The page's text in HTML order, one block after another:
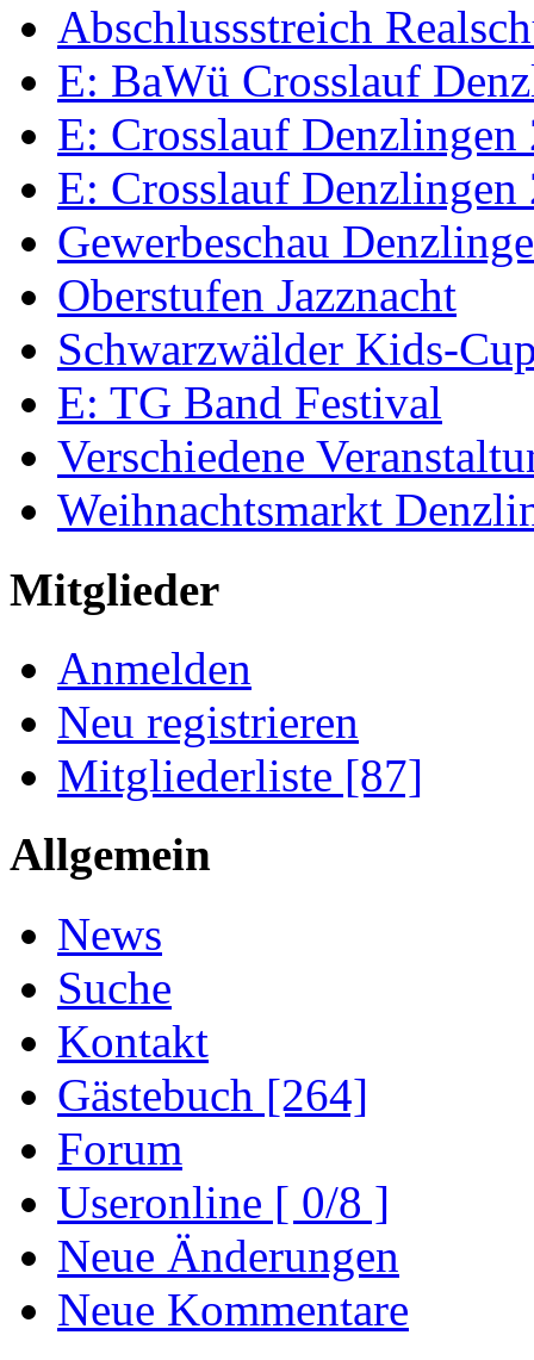
Abschlussstreich
E: BaWü Crosslauf
E: Crosslauf Denzlingen
E: Crosslauf Denzlingen
Gewerbeschau
Oberstufen Jazznacht
Schwarzwälder Kids-
E: TG Band Festival
Verschiedene
Weihnachtsmarkt
Mitglieder
Anmelden
Neu registrieren
Mitgliederliste [87]
Allgemein
News
Suche
Kontakt
Gästebuch [264]
Forum
Useronline [ 0/8 ]
Neue Änderungen
Neue Kommentare